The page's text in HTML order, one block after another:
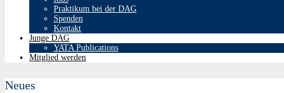
Praktikum bei der DAG
Spenden
Kontakt
Junge DAG
YATA Publications
Mitglied werden
Neues